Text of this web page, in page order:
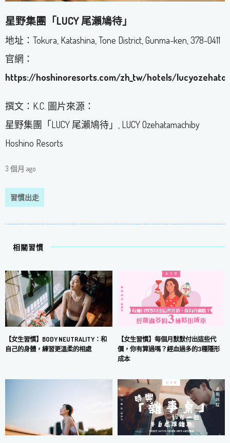
星野集團「LUCY 尾瀨鳩待」
地址：Tokura, Katashina, Tone District, Gunma-ken, 378-0411
官網：
https://hoshinoresorts.com/zh_tw/hotels/
撰文：K.C. 圖片來源：
星野集團「LUCY 尾瀨鳩待」, LUCY Ozehatamachiby
Hoshino Resorts
3 個月 ago
習慣出走
相關習慣
【女生習慣】BODY NEUTRALITY：和
自己的身體，練習更溫柔的相處
【女生習慣】每個月默默付出這些代
價，你有算過嗎？經血過多的3種隱形
成本